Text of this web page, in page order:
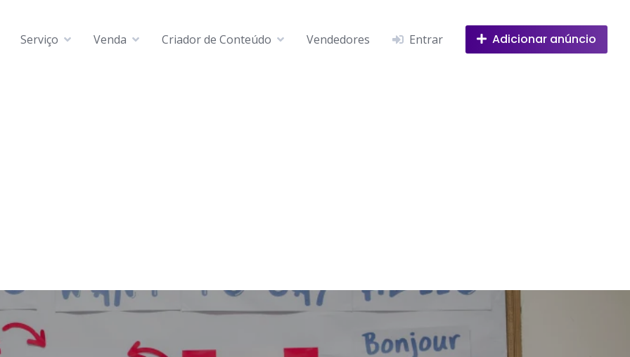
Serviço Venda Criador de Conteúdo Vendedores Entrar Adicionar anúncio